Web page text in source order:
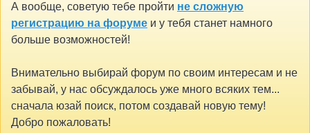
А вообще, советую тебе пройти не сложную
регистрацию на форуме и у тебя станет намного
больше возможностей!
Внимательно выбирай форум по своим интересам и не
забывай, у нас обсуждалось уже много всяких тем...
сначала юзай поиск, потом создавай новую тему!
Добро пожаловать!